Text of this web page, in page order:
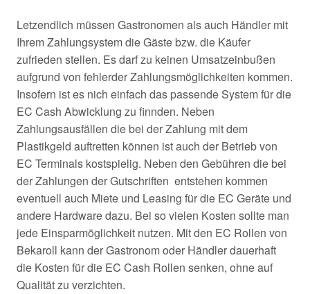
Letzendlich müssen Gastronomen als auch Händler mit
Ihrem Zahlungsystem die Gäste bzw. die Käufer
zufrieden stellen. Es darf zu keinen Umsatzeinbußen
aufgrund von fehlerder Zahlungsmöglichkeiten kommen.
Insofern ist es nich einfach das passende System für die
EC Cash Abwicklung zu finnden. Neben
Zahlungsausfällen die bei der Zahlung mit dem
Plastikgeld auftretten können ist auch der Betrieb von
EC Terminals kostspielig. Neben den Gebühren die bei
der Zahlungen der Gutschriften entstehen kommen
eventuell auch Miete und Leasing für die EC Geräte und
andere Hardware dazu. Bei so vielen Kosten sollte man
jede Einsparmöglichkeit nutzen. Mit den EC Rollen von
Bekaroll kann der Gastronom oder Händler dauerhaft
die Kosten für die EC Cash Rollen senken, ohne auf
Qualität zu verzichten.